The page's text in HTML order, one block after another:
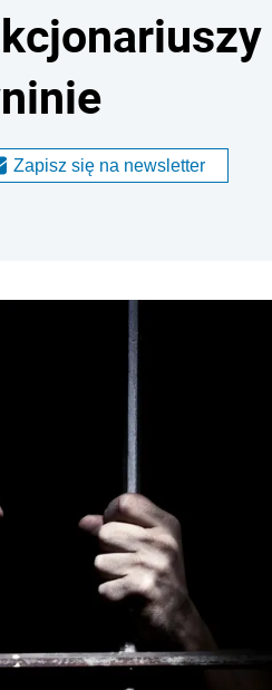
Zapisz się na newsletter